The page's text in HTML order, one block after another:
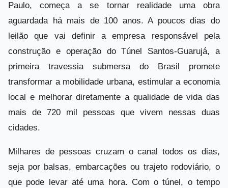
Paulo, começa a se tornar realidade uma obra
aguardada há mais de 100 anos. A poucos dias do
leilão que vai definir a empresa responsável pela
construção e operação do Túnel Santos-Guarujá, a
primeira travessia submersa do Brasil promete
transformar a mobilidade urbana, estimular a economia
local e melhorar diretamente a qualidade de vida das
mais de 720 mil pessoas que vivem nessas duas
cidades.
Milhares de pessoas cruzam o canal todos os dias,
seja por balsas, embarcações ou trajeto rodoviário, o
que pode levar até uma hora. Com o túnel, o tempo